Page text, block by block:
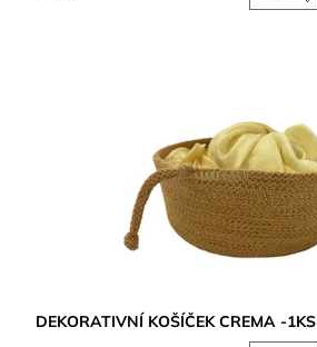
DEKORATIVNÍ KOŠÍČEK CREMA -1KS